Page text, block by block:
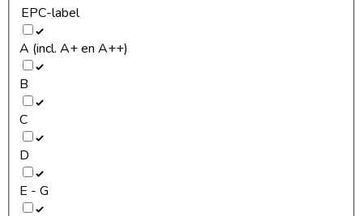
EPC-label
A (incl. A+ en A++)
B
C
D
E - G